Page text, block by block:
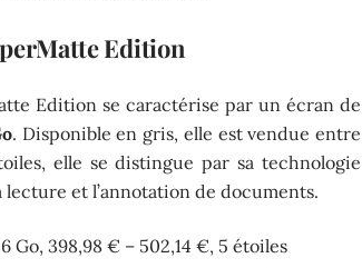
Edition
Edition se caractérise par un écran de
. Disponible en gris, elle est vendue entre
elle se distingue par sa technologie
et l’annotation de documents.
Go, 398,98 € – 502,14 €, 5 étoiles